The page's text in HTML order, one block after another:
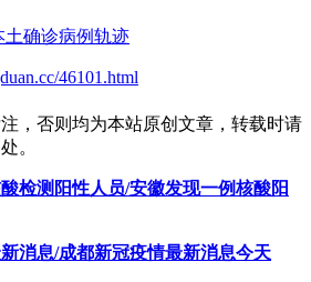
土确诊病例轨迹
46101.html
，否则均为本站原创文章，转载时请
。
检测阳性人员/安徽发现一例核酸阳
消息/成都新冠疫情最新消息今天